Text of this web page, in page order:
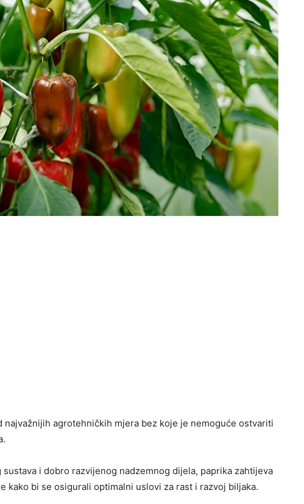
najvažnijih agrotehničkih mjera bez koje je nemoguće ostvariti
i dobro razvijenog nadzemnog dijela, paprika zahtijeva
kako bi se osigurali optimalni uslovi za rast i razvoj biljaka.